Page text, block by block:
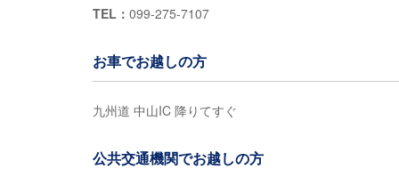
TEL： 099-275-7107
お車でお越しの方
九州道 中山IC 降りてすぐ
公共交通機関でお越しの方